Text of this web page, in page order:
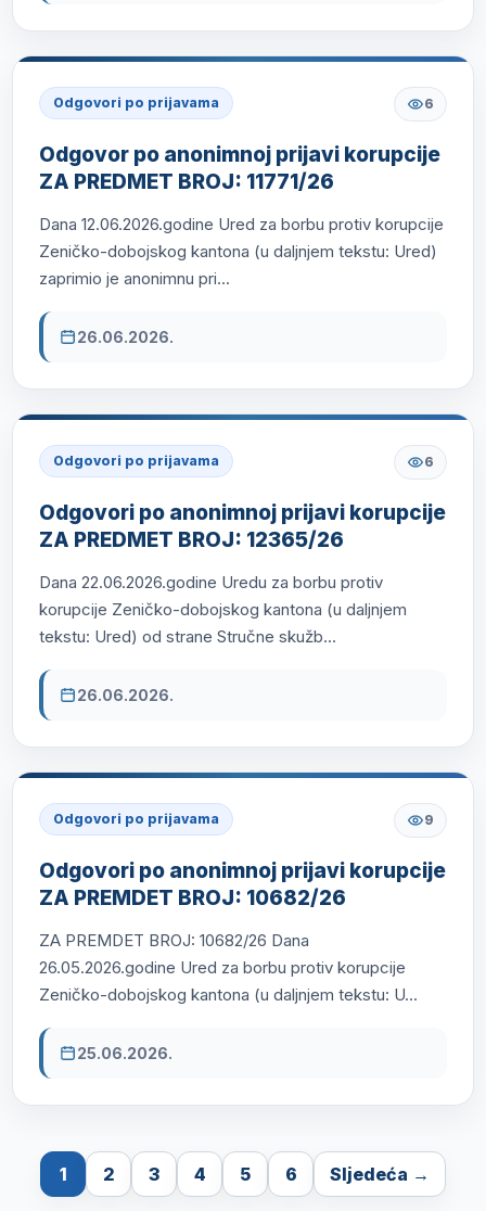
Odgovori po prijavama 6
Odgovor po anonimnoj prijavi korupcije
ZA PREDMET BROJ: 11771/26
Dana 12.06.2026.godine Ured za borbu protiv korupcije
Zeničko-dobojskog kantona (u daljnjem tekstu: Ured)
zaprimio je anonimnu pri...
26.06.2026.
Odgovori po prijavama 6
Odgovori po anonimnoj prijavi korupcije
ZA PREDMET BROJ: 12365/26
Dana 22.06.2026.godine Uredu za borbu protiv
korupcije Zeničko-dobojskog kantona (u daljnjem
tekstu: Ured) od strane Stručne skužb...
26.06.2026.
Odgovori po prijavama 9
Odgovori po anonimnoj prijavi korupcije
ZA PREMDET BROJ: 10682/26
ZA PREMDET BROJ: 10682/26 Dana
26.05.2026.godine Ured za borbu protiv korupcije
Zeničko-dobojskog kantona (u daljnjem tekstu: U...
25.06.2026.
1 2 3 4 5 6 Sljedeća →